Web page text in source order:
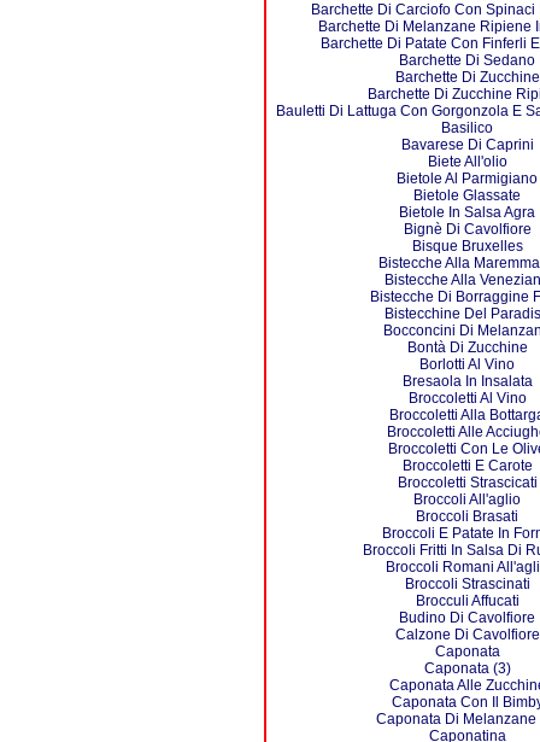
Barchette Di Carciofo Con Spinaci
Barchette Di Melanzane Ripiene
Barchette Di Patate Con Finferli
Barchette Di Sedano
Barchette Di Zucchine
Barchette Di Zucchine
Bauletti Di Lattuga Con Gorgonzola E
Basilico
Bavarese Di Caprini
Biete All'olio
Bietole Al Parmigiano
Bietole Glassate
Bietole In Salsa Agra
Bignè Di Cavolfiore
Bisque Bruxelles
Bistecche Alla
Bistecche Alla
Bistecche Di Borraggine
Bistecchine Del
Bocconcini Di
Bontà Di Zucchine
Borlotti Al Vino
Bresaola In Insalata
Broccoletti Al Vino
Broccoletti Alla
Broccoletti Alle
Broccoletti Con Le
Broccoletti E Carote
Broccoletti Strascicati
Broccoli All'aglio
Broccoli Brasati
Broccoli E Patate In
Broccoli Fritti In Salsa Di
Broccoli Romani
Broccoli Strascinati
Brocculi Affucati
Budino Di Cavolfiore
Calzone Di Cavolfiore
Caponata
Caponata (3)
Caponata Alle
Caponata Con Il
Caponata Di Melanzane
Caponatina